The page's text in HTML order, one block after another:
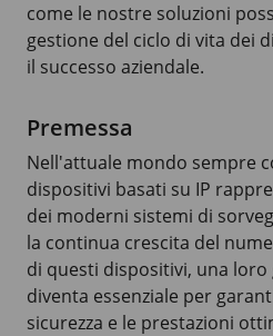
come le nostre soluzioni
gestione del ciclo di vita dei
il successo aziendale.
Premessa
Nell'attuale mondo sempre
dispositivi basati su IP
dei moderni sistemi di
la continua crescita del
di questi dispositivi, una loro
diventa essenziale per
sicurezza e le prestazioni